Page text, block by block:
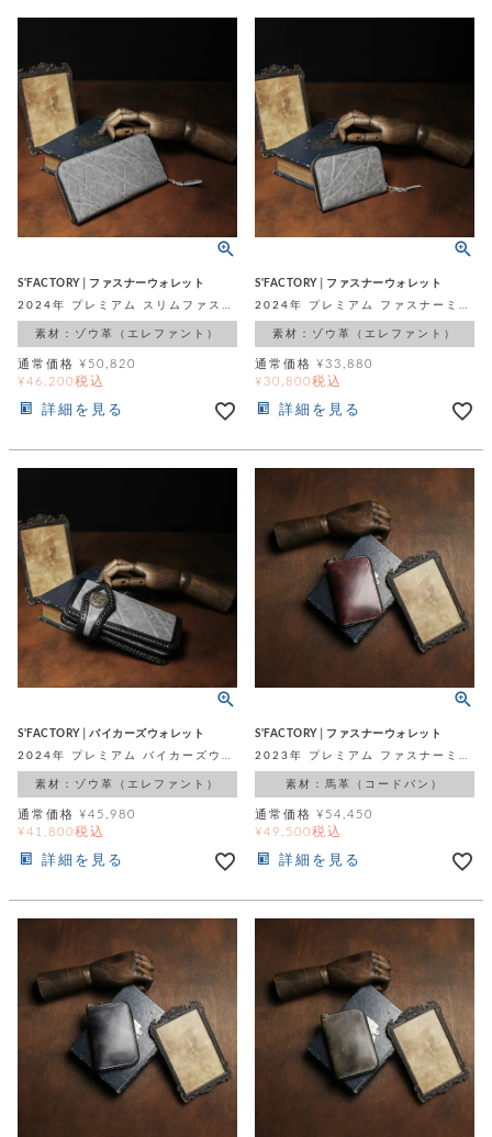
S'FACTORY│ファスナーウォレット
素材：ゾウ革（エレファント）
通常価格 ¥ 50,820
¥46,200税込
詳細を見る
S'FACTORY│ファスナーウォレット
素材：ゾウ革（エレファント）
通常価格 ¥33,880
¥ 30,800税込
詳細を見る
S'FACTORY│バイカーズウォレット
素材：ゾウ革（エレファント）
通常価格 ¥45,980
¥41,800税込
詳細を見る
S'FACTORY│ファスナーウォレット
素材：馬革（コードバン）
通常価格 ¥ 54,450
¥49,500税込
詳細を見る